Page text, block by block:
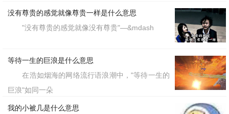
没有尊贵的感觉就像尊贵一样是什么意思
"没有尊贵的感觉就像没有尊贵"—&mdash
等待一生的巨浪是什么意思
在浩如烟海的网络流行语浪潮中，"等待一生的
巨浪"如同一朵
我的小被几是什么意思